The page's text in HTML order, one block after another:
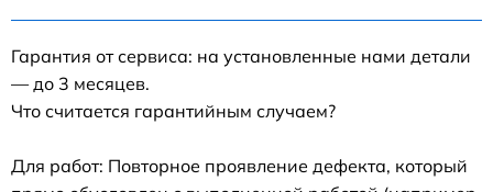
Гарантия от сервиса: на установленные нами детали
— до 3 месяцев.
Что считается гарантийным случаем?
Для работ: Повторное проявление дефекта, который